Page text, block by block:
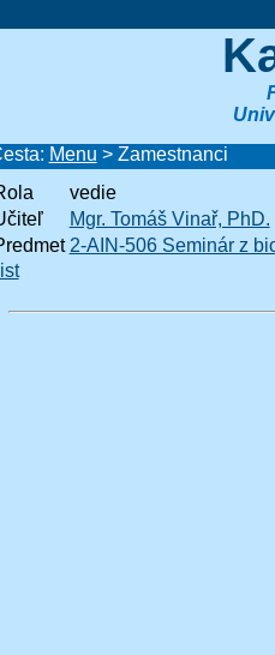
Menu > Zamestnanci
vedie
Mgr. Tomáš Vinař, PhD.
2-AIN-506 Seminár z